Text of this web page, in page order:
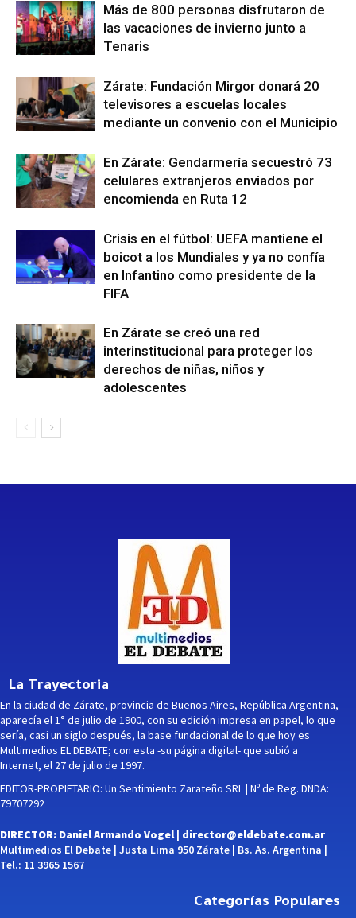
Más de 800 personas disfrutaron de
las vacaciones de invierno junto a
Tenaris
Zárate: Fundación Mirgor donará 20
televisores a escuelas locales
mediante un convenio con el Municipio
En Zárate: Gendarmería secuestró 73
celulares extranjeros enviados por
encomienda en Ruta 12
Crisis en el fútbol: UEFA mantiene el
boicot a los Mundiales y ya no confía
en Infantino como presidente de la
FIFA
En Zárate se creó una red
interinstitucional para proteger los
derechos de niñas, niños y
adolescentes
La Trayectoria
En la ciudad de Zárate, provincia de Buenos Aires, República Argentina,
aparecía el 1° de julio de 1900, con su edición impresa en papel, lo que
sería, casi un siglo después, la base fundacional de lo que hoy es
Multimedios EL DEBATE; con esta -su página digital- que subió a
Internet, el 27 de julio de 1997.
EDITOR-PROPIETARIO: Un Sentimiento Zarateño SRL | Nº de Reg. DNDA:
79707292
DIRECTOR: Daniel Armando Vogel | director@eldebate.com.ar
Multimedios El Debate | Justa Lima 950 Zárate | Bs. As. Argentina |
Tel.: 11 3965 1567
Categorías Populares